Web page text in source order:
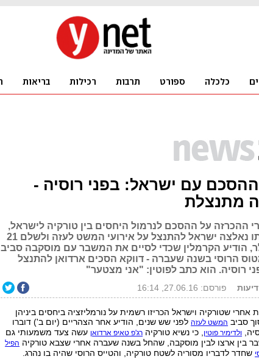
עם ישראל: בפני רוסיה -
מתנצלת
ההכרזה על ההסכם לנרמול היחסים בין טורקיה לישראל,
שבמסגרתו נאלצה ישראל להתנצל על אירועי המשט לעזה ולשלם 21
הודיע הקרמלין שכדי לסיים את המשבר עם מוסקבה סביב
הרוסי בשנה שעברה - דווקא הסכים ארדואן להתנצל
רוסיה. הוא כתב לפוטין: "אני מצטער"
פורסם: 27.06.16, 16:14
אחרי שטורקיה וישראל הכריזו רשמית על נורמליזציה ביחסים ביניהן
סביב המשט לעזהלפני שש שנים, הודיע אחר הצהריים (יום ב') דוברו
ולדימיר פוטין, כי נשיא טורקיה רג'פ טאיפ ארדואן עשה צעד משמעותי גם
בין ארצו לבין מוסקבה, שהחל בשנה שעברה אחרי שצבא טורקיה הפיל
שחדר לדבריו מסוריה לשטח טורקיה, והטייס הרוסי שהיה בו נהרג.